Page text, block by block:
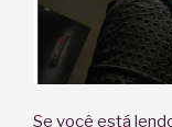
Se você está